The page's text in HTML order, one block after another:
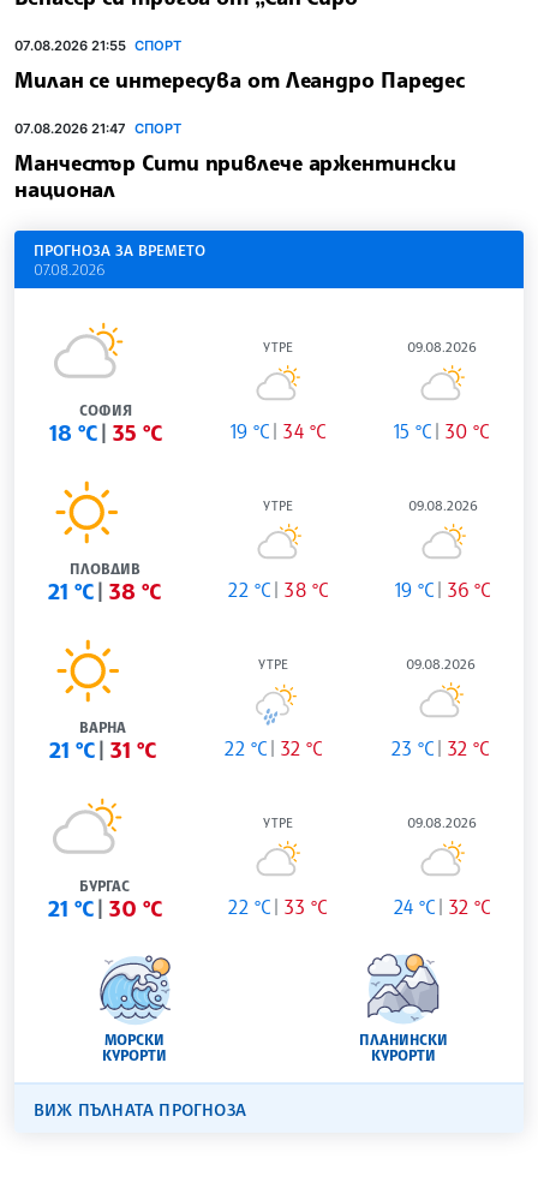
07.08.2026 21:55 СПОРТ
Милан се интересува от Леандро Паредес
07.08.2026 21:47 СПОРТ
Манчестър Сити привлече аржентински
национал
ПРОГНОЗА ЗА ВРЕМЕТО
07.08.2026
СОФИЯ
18 °C 35 °C
УТРЕ
19 °C 34 °C
09.08.2026
15 °C 30 °C
ПЛОВДИВ
21 °C 38 °C
УТРЕ
22 °C 38 °C
09.08.2026
19 °C 36 °C
ВАРНА
21 °C 31 °C
УТРЕ
22 °C 32 °C
09.08.2026
23 °C 32 °C
БУРГАС
21 °C 30 °C
УТРЕ
22 °C 33 °C
09.08.2026
24 °C 32 °C
МОРСКИ
КУРОРТИ
ПЛАНИНСКИ
КУРОРТИ
ВИЖ ПЪЛНАТА ПРОГНОЗА